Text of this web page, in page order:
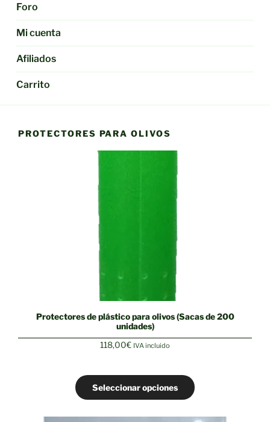
Foro
Mi cuenta
Afiliados
Carrito
PROTECTORES PARA OLIVOS
Protectores de plástico para olivos (Sacas de 200
unidades)
118,00€ IVA incluido
Seleccionar opciones